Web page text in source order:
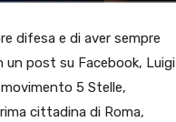
difesa e di aver sempre
un post su Facebook, Luigi
5 Stelle,
cittadina di Roma,